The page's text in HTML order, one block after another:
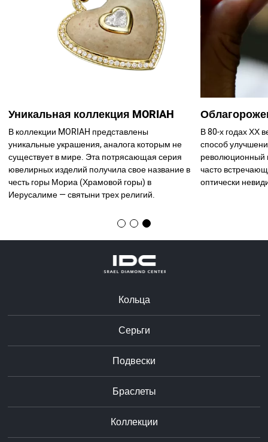
В 80-х годах ХХ
способ
революционный
часто
оптически
Уникальная коллекция MORIAH
В коллекции MORIAH представлены
уникальные украшения, аналога которым не
существует в мире. Эта потрясающая серия
ювелирных изделий получила свое название в
честь горы Мориа (Храмовой горы) в
Иерусалиме — святыни трех религий.
Кольца
Серьги
Подвески
Браслеты
Коллекции